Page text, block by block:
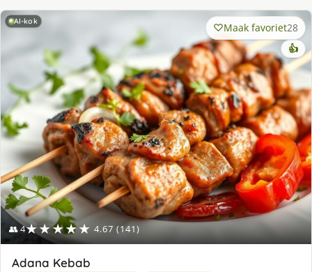
AI-kok
👥 4★★★★★ 4.67 (141)
Maak favoriet28
👍
Adana Kebab